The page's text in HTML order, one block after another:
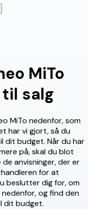
MiTo
salg
MiTo nedenfor, som
har vi gjort, så du
dit budget. Når du har
på, skal du blot
anvisninger, der er
for at
beslutter dig for, om
nedenfor, og find den
dit budget.